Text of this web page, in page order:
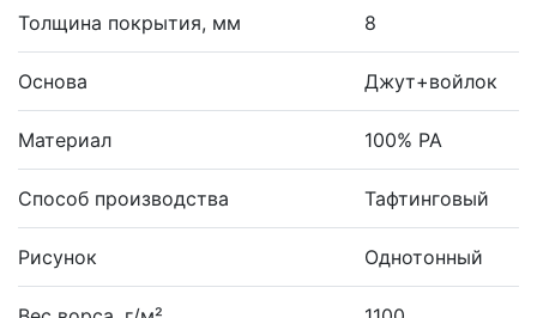
Толщина покрытия, мм 8
Основа Джут+войлок
Материал 100% PA
Способ производства Тафтинговый
Рисунок Однотонный